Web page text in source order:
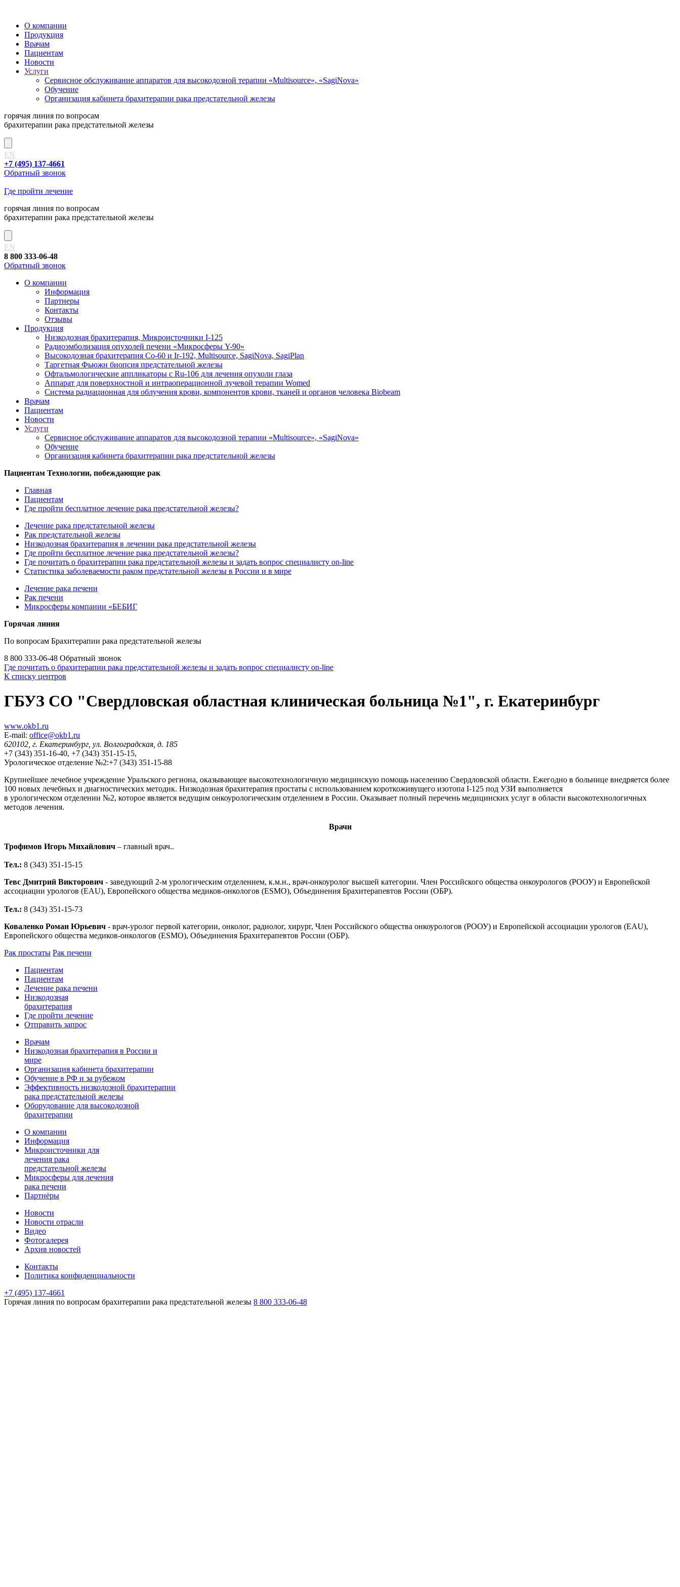
О компании
Продукция
Врачам
Пациентам
Новости
Услуги
Сервисное обслуживание аппаратов для высокодозной терапии «Multisource», «SagiNova»
Обучение
Организация кабинета брахитерапии рака предстательной железы
горячая линия по вопросам
брахитерапии рака предстательной железы
EN
+7 (495) 137-4661
Обратный звонок
Где пройти лечение
горячая линия по вопросам
брахитерапии рака предстательной железы
EN
8 800 333-06-48
Обратный звонок
О компании
Информация
Партнеры
Контакты
Отзывы
Продукция
Низкодозная брахитерапия, Микроисточники I-125
Радиоэмболизация опухолей печени «Микросферы Y-90»
Высокодозная брахитерапия Co-60 и Ir-192, Multisource, SagiNova, SagiPlan
Таргетная Фьюжн биопсия предстательной железы
Офтальмологические аппликаторы с Ru-106 для лечения опухоли глаза
Аппарат для поверхностной и интраоперационной лучевой терапии Womed
Система радиационная для облучения крови, компонентов крови, тканей и органов человека Biobeam
Врачам
Пациентам
Новости
Услуги
Сервисное обслуживание аппаратов для высокодозной терапии «Multisource», «SagiNova»
Обучение
Организация кабинета брахитерапии рака предстательной железы
Пациентам Технологии, побеждающие рак
Главная
Пациентам
Где пройти бесплатное лечение рака предстательной железы?
Лечение рака предстательной железы
Рак предстательной железы
Низкодозная брахитерапия в лечении рака предстательной железы
Где пройти бесплатное лечение рака предстательной железы?
Где почитать о брахитерапии рака предстательной железы и задать вопрос специалисту on-line
Статистика заболеваемости раком предстательной железы в России и в мире
Лечение рака печени
Рак печени
Микросферы компании «БЕБИГ
Горячая линия
По вопросам Брахитерапии рака предстательной железы
8 800 333-06-48 Обратный звонок
Где почитать о брахитерапии рака предстательной железы и задать вопрос специалисту on-line
К списку центров
ГБУЗ СО "Свердловская областная клиническая больница №1", г. Екатеринбург
www.okb1.ru
E-mail: office@okb1.ru
620102, г. Екатеринбург, ул. Волгоградская, д. 185
+7 (343) 351-16-40, +7 (343) 351-15-15,
Урологическое отделение №2:+7 (343) 351-15-88
Крупнейшее лечебное учреждение Уральского региона, оказывающее высокотехнологичную медицинскую помощь населению Свердловской области. Ежегодно в больнице внедряется более
100 новых лечебных и диагностических методик. Низкодозная брахитерапия простаты с использованием короткоживущего изотопа I-125 под УЗИ выполняется
в урологическом отделении №2, которое является ведущим онкоурологическим отделением в России. Оказывает полный перечень медицинских услуг в области высокотехнологичных
методов лечения.
Врачи
Трофимов Игорь Михайлович – главный врач..
Тел.: 8 (343) 351-15-15
Тевс Дмитрий Викторович - заведующий 2-м урологическим отделением, к.м.н., врач-онкоуролог высшей категории. Член Российского общества онкоурологов (РООУ) и Европейской
ассоциации урологов (EAU), Европейского общества медиков-онкологов (ESMO), Объединения Брахитерапевтов России (ОБР).
Тел.: 8 (343) 351-15-73
Коваленко Роман Юрьевич - врач-уролог первой категории, онколог, радиолог, хирург, Член Российского общества онкоурологов (РООУ) и Европейской ассоциации урологов (EAU),
Европейского общества медиков-онкологов (ESMO), Объединения Брахитерапевтов России (ОБР).
Рак простаты Рак печени
Пациентам
Пациентам
Лечение рака печени
Низкодозная
брахитерапия
Где пройти лечение
Отправить запрос
Врачам
Низкодозная брахитерапия в России и
мире
Организация кабинета брахитерапии
Обучение в РФ и за рубежом
Эффективность низкодозной брахитерапии
рака предстательной железы
Оборудование для высокодозной
брахитерапии
О компании
Информация
Микроисточники для
лечения рака
предстательной железы
Микросферы для лечения
рака печени
Партнёры
Новости
Новости отрасли
Видео
Фотогалерея
Архив новостей
Контакты
Политика конфиденциальности
+7 (495) 137-4661
Горячая линия по вопросам брахитерапии рака предстательной железы 8 800 333-06-48